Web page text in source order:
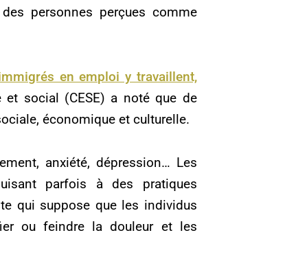
personnes perçues comme
en emploi y travaillent,
et social (CESE) a noté que de
économique et culturelle.
anxiété, dépression… Les
parfois à des pratiques
qui suppose que les individus
ou feindre la douleur et les